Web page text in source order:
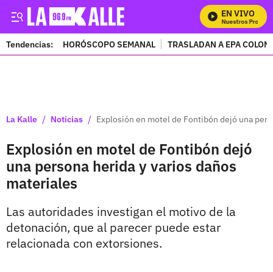
EN VIVO
Mira Todos Nuestros
Tendencias: HORÓSCOPO SEMANAL TRASLADAN A EPA
La Kalle / Noticias / Explosión en motel de Fontibón dejó una
Explosión en motel de Fontibón dejó
una persona herida y varios daños
materiales
Las autoridades investigan el motivo de la
detonación, que al parecer puede estar
relacionada con extorsiones.